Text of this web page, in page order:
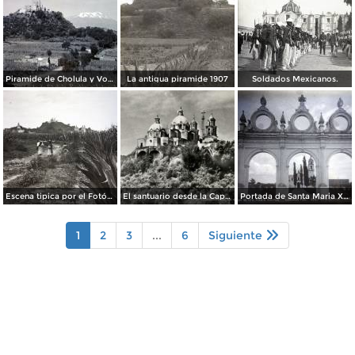
Piramide de Cholula y Volcan Ixtaccihuatl. La antigua piramide 1907 Soldados Mexicanos.
Escena tipica por el Fotógrafo Hugo Brehme. El santuario desde la Capilla Real Portada de Santa Maria Xixitla.
1 2 3 ... 6 Siguiente